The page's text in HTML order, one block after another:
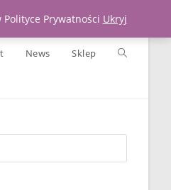
Koszyk Zadzwoń 539 391 290
News Sklep
Prywatności Ukryj